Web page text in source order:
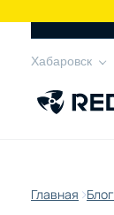
Хабаровск
Главная Блог